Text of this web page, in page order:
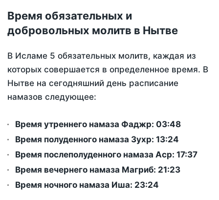
Время обязательных и
добровольных молитв в Нытве
В Исламе 5 обязательных молитв, каждая из
которых совершается в определенное время. В
Нытве на сегодняшний день расписание
намазов следующее:
Время утреннего намаза Фаджр: 03:48
Время полуденного намаза Зухр: 13:24
Время послеполуденного намаза Аср: 17:37
Время вечернего намаза Магриб: 21:23
Время ночного намаза Иша: 23:24